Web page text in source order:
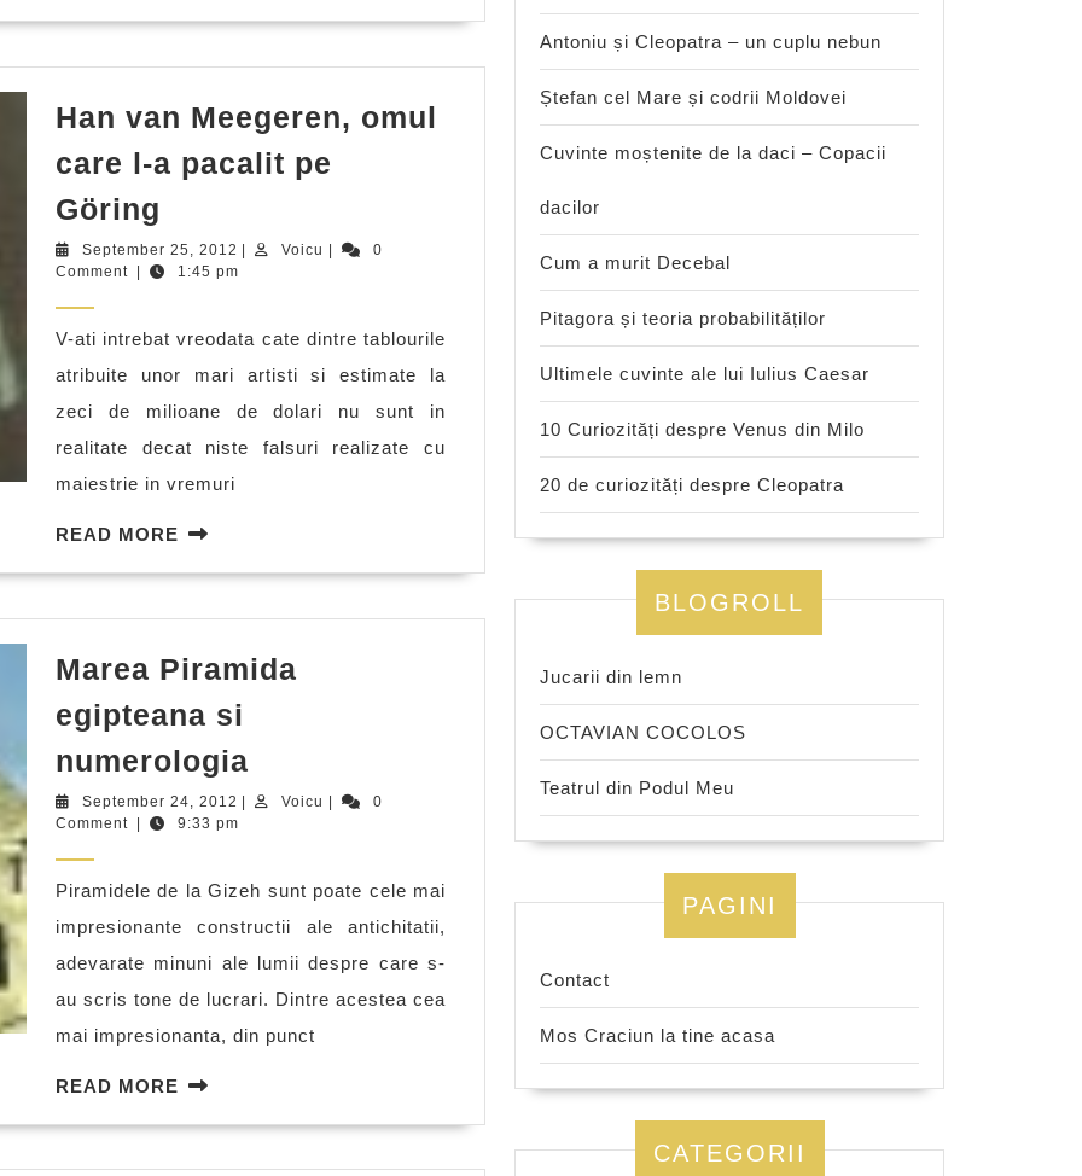
Han van Meegeren, omul
care l-a pacalit pe
Göring
van
Meegeren,
care
l-
a
pacalit
pe
Göring
September 25, 2012 September
25,
| Voicu Voicu
|
0
Comment
| 1:45 pm
V-ati intrebat vreodata cate dintre tablourile
atribuite unor mari artisti si estimate la
zeci de milioane de dolari nu sunt in
realitate decat niste falsuri realizate cu
maiestrie in vremuri
READ MORE READ
Marea Piramida
egipteana si
numerologia
Piramida
numerologia
September 24, 2012 September
24,
| Voicu Voicu
|
0
Comment
| 9:33 pm
Piramidele de la Gizeh sunt poate cele mai
impresionante constructii ale antichitatii,
adevarate minuni ale lumii despre care s-
au scris tone de lucrari. Dintre acestea cea
mai impresionanta, din punct
READ MORE READ
Antoniu și Cleopatra – un cuplu nebun
Ștefan cel Mare și codrii Moldovei
Cuvinte moștenite de la daci – Copacii
dacilor
Cum a murit Decebal
Pitagora și teoria probabilităților
Ultimele cuvinte ale lui Iulius Caesar
10 Curiozități despre Venus din Milo
20 de curiozități despre Cleopatra
BLOGROLL
Jucarii din lemn
OCTAVIAN COCOLOS
Teatrul din Podul Meu
PAGINI
Contact
Mos Craciun la tine acasa
CATEGORII